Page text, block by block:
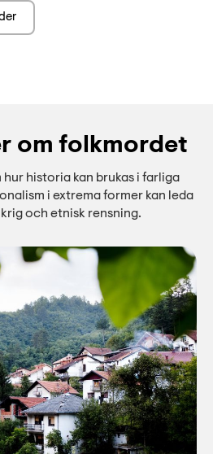
om folkmordet
hur historia kan brukas i farliga
i extrema former kan leda
och etnisk rensning.